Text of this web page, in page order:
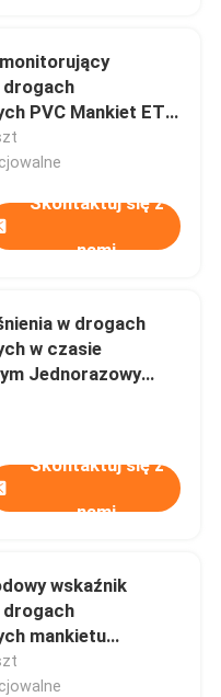
drogach
PVC Mankiet ETT
Skontaktuj się z
nami
w drogach
w czasie
Jednorazowy
mankietem
Skontaktuj się z
nami
wskaźnik
drogach
mankietu
z rurką ET